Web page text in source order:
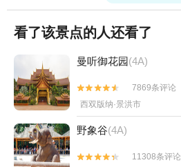
看了该景点的人还看了
曼听御花园(4A)


7869条评论
西双版纳·景洪市
野象谷(4A)

 11308条评论